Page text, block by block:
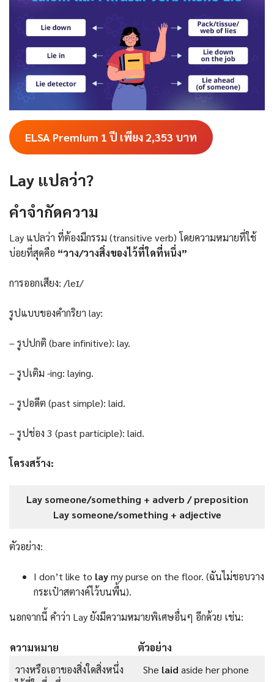
ELSA Premium 1 ปี เพียง 2,353 บาท
Lay แปลว่า?
คําจํากัดความ
Lay แปลว่า ที่ต้องมีกรรม (transitive verb) โดยความหมายที่ใช้
บ่อยที่สุดคือ “วาง/วางสิ่งของไว้ที่ใดที่หนึ่ง”
การออกเสียง: /leɪ/
รูปแบบของคำกริยา lay:
– รูปปกติ (bare infinitive): lay.
– รูปเติม -ing: laying.
– รูปอดีต (past simple): laid.
– รูปช่อง 3 (past participle): laid.
โครงสร้าง:
Lay someone/something + adverb / preposition
Lay someone/something + adjective
ตัวอย่าง:
I don’t like to laymy purse on the floor. (ฉันไม่ชอบวาง
กระเป๋าสตางค์ไว้บนพื้น).
นอกจากนี้ คำว่า Lay ยังมีความหมายพิเศษอื่นๆ อีกด้วย เช่น:
ความหมาย
ตัวอย่าง
วางหรือเอาของสิ่งใดสิ่งหนึ่ง
She laid aside her phone